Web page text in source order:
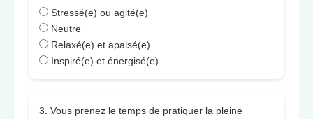
Stressé(e) ou agité(e)
Neutre
Relaxé(e) et apaisé(e)
Inspiré(e) et énergisé(e)
3. Vous prenez le temps de pratiquer la pleine